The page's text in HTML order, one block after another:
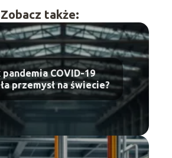
Zobacz także:
pandemia COVID-19
przemysł na świecie?